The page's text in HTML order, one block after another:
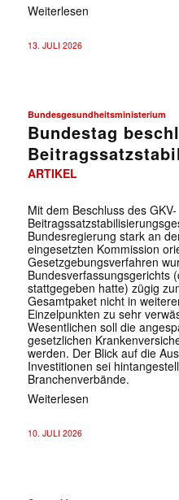
Weiterlesen
13. JULI 2026
Bundesgesundheitsministerium
Bundestag
ARTIKEL
Mit dem Beschluss des GKV-
Bundesregierung stark an
eingesetzten Kommission
Gesetzgebungsverfahren
Bundesverfassungsgerichts
stattgegeben hatte) zügig
Gesamtpaket nicht in
Einzelpunkten zu sehr
Wesentlichen soll die
gesetzlichen
werden. Der Blick auf die
Investitionen sei
Branchenverbände.
Weiterlesen
10. JULI 2026